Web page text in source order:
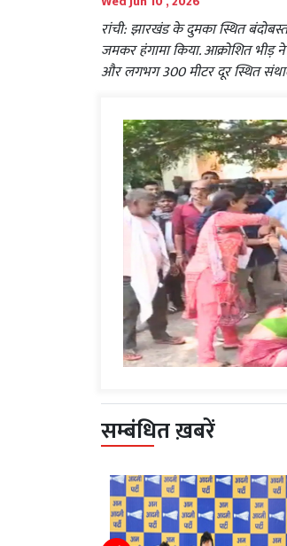
रांची: झारखंड के दुमका स्थित
जमकर हंगामा किया. आक्रोशित भीड़
और लगभग 300 मीटर दूर स्थित
सम्बंधित ख़बरें